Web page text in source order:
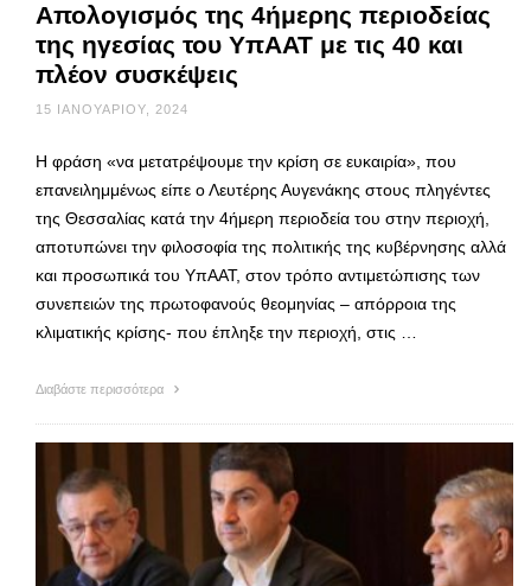
Απολογισμός της 4ήμερης περιοδείας
της ηγεσίας του ΥπΑΑΤ με τις 40 και
πλέον συσκέψεις
15 ΙΑΝΟΥΑΡΊΟΥ, 2024
Η φράση «να μετατρέψουμε την κρίση σε ευκαιρία», που
επανειλημμένως είπε ο Λευτέρης Αυγενάκης στους πληγέντες
της Θεσσαλίας κατά την 4ήμερη περιοδεία του στην περιοχή,
αποτυπώνει την φιλοσοφία της πολιτικής της κυβέρνησης αλλά
και προσωπικά του ΥπΑΑΤ, στον τρόπο αντιμετώπισης των
συνεπειών της πρωτοφανούς θεομηνίας – απόρροια της
κλιματικής κρίσης- που έπληξε την περιοχή, στις …
Διαβάστε περισσότερα